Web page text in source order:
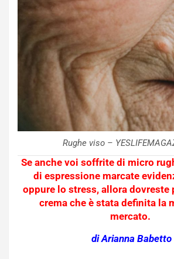
Rughe viso –
Se anche voi soffrite di micro
di espressione marcate
oppure lo stress, allora dovreste
crema che è stata definita la
mercato.
di Arianna Babetto